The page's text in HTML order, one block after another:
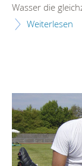
Wasser die
Weiterlesen